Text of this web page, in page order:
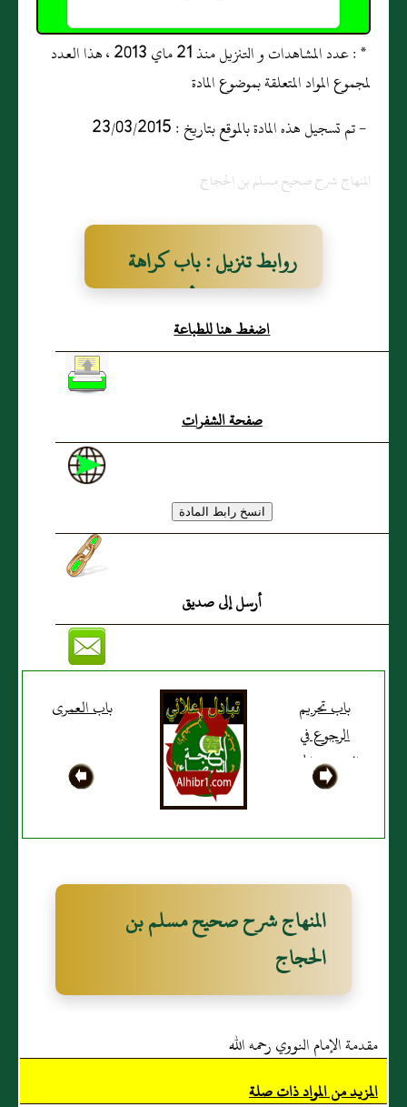
* : عدد المشاهدات و التنزيل منذ 21 ماي 2013 ، هذا العدد
لمجموع المواد المتعلقة بموضوع المادة
- تم تسجيل هذه المادة بالموقع بتاريخ : 23/03/2015
المنهاج شرح صحيح مسلم بن الحجاج
روابط تنزيل : باب كراهة
تفضيل بعض الأولاد في
الهبةاضغط هنا للطباعة
صفحة الشفرات
أرسل إلى صديق
باب تحريم
الرجوع في
الصدقة والهبة
بعد القبض
باب العمرى
المنهاج شرح صحيح مسلم بن
الحجاج
مقدمة الإمام النووي رحمه الله
المزيد من المواد ذات صلة